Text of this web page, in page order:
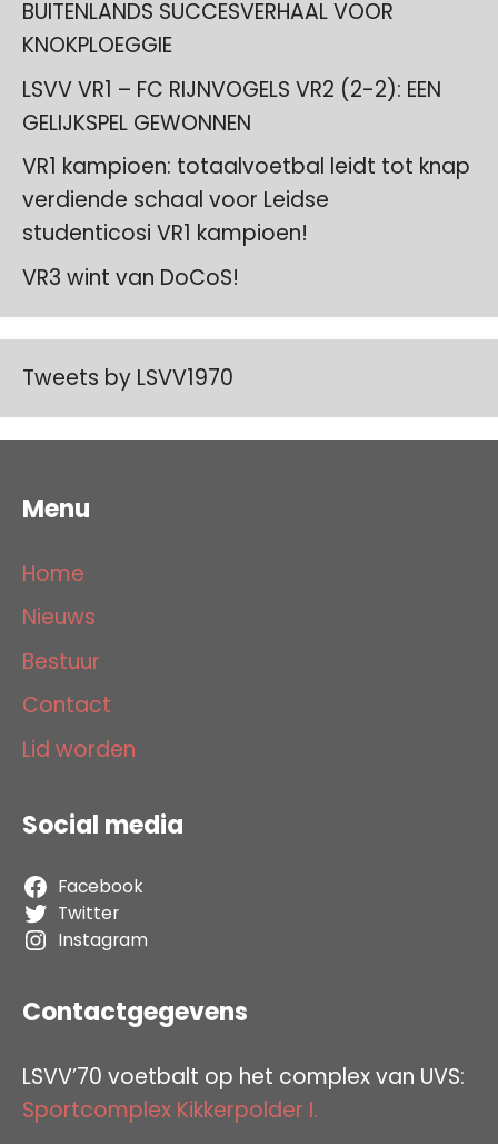
BUITENLANDS SUCCESVERHAAL VOOR
KNOKPLOEGGIE
LSVV VR1 – FC RIJNVOGELS VR2 (2-2): EEN
GELIJKSPEL GEWONNEN
VR1 kampioen: totaalvoetbal leidt tot knap
verdiende schaal voor Leidse
studenticosi VR1 kampioen!
VR3 wint van DoCoS!
Tweets by LSVV1970
Menu
Home
Nieuws
Bestuur
Contact
Lid worden
Social media
Facebook
Twitter
Instagram
Contactgegevens
LSVV’70 voetbalt op het complex van UVS:
Sportcomplex Kikkerpolder I.